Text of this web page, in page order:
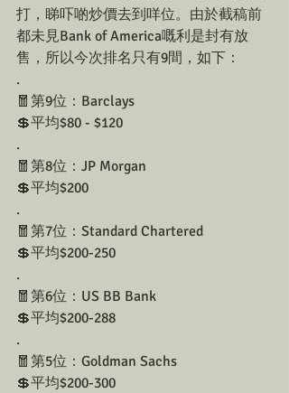
打，睇吓啲炒價去到咩位。由於截稿前
都未見Bank of America嘅利是封有放
售，所以今次排名只有9間，如下：
.
🧧第9位：Barclays
💲平均$80 - $120
.
🧧第8位：JP Morgan
💲平均$200
.
🧧第7位：Standard Chartered
💲平均$200-250
.
🧧第6位：US BB Bank
💲平均$200-288
.
🧧第5位：Goldman Sachs
💲平均$200-300